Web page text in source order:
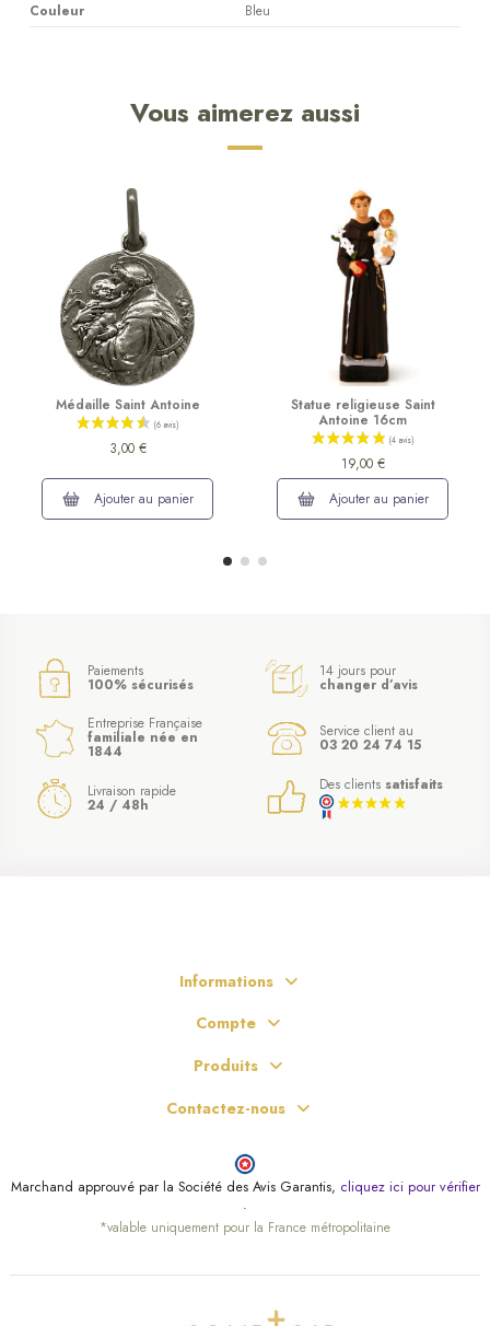
Couleur
Bleu
Vous aimerez aussi
Médaille Saint Antoine
3,00 €
Ajouter au panier
Statue religieuse Saint
Antoine 16cm
19,00 €
Ajouter au panier
Paiements
100% sécurisés
14 jours pour
changer d’avis
Entreprise Française
familiale née en
1844
Service client au
03 20 24 74 15
Livraison rapide
24 / 48h
Des clients satisfaits
Informations
Compte
Produits
Contactez-nous
Marchand approuvé par la Société des Avis Garantis, cliquez ici pour vérifier
.
*valable uniquement pour la France métropolitaine